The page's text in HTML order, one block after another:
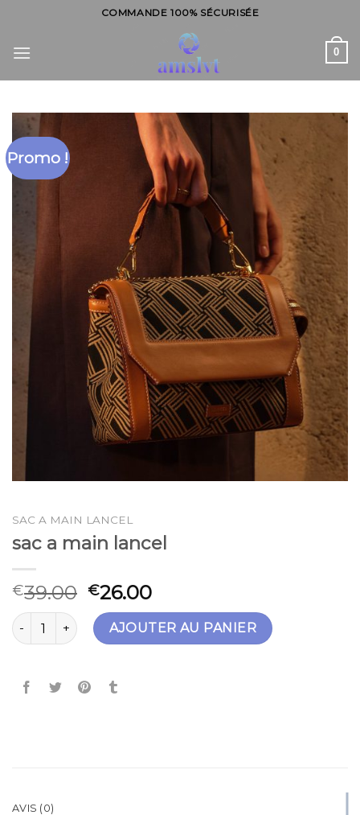
content
COMMANDE 100% SÉCURISÉE
0
Promo !
SAC A MAIN LANCEL
sac a main lancel
€39.00 €26.00
quantité de sac a main lancelAJOUTER AU PANIER
AVIS (0)